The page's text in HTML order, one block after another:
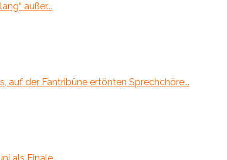
außer...
auf der Fantribüne ertönten Sprechchöre...